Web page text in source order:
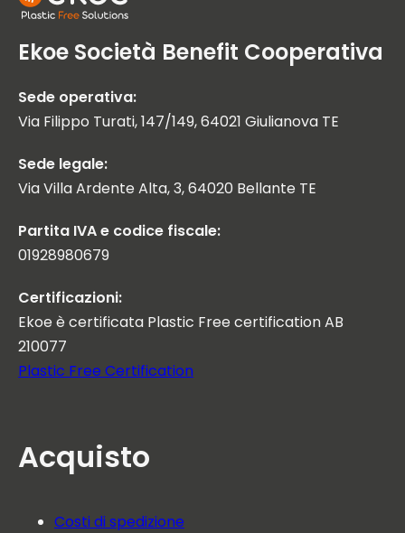
Ekoe Società Benefit Cooperativa
Sede operativa:
Via Filippo Turati, 147/149, 64021 Giulianova TE
Sede legale:
Via Villa Ardente Alta, 3, 64020 Bellante TE
Partita IVA e codice fiscale:
01928980679
Certificazioni:
Ekoe è certificata Plastic Free certification AB
210077
Plastic Free Certification
Acquisto
Costi di spedizione